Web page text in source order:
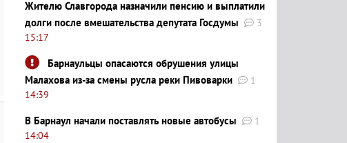
Жителю Славгорода назначили пенсию и выплатили
долги после вмешательства депутата Госдумы
3
15:17
Барнаульцы опасаются обрушения улицы
Малахова из-за смены русла реки Пивоварки
1
14:39
В Барнаул начали поставлять новые автобусы
1
14:04